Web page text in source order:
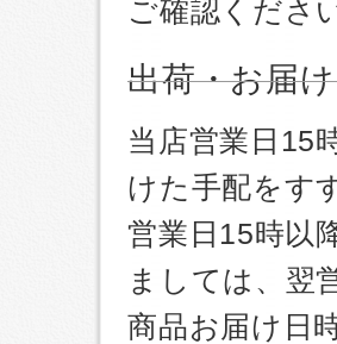
ご確認くださ
出荷・お届
当店営業日15
けた手配をす
営業日15時以
ましては、翌
商品お届け日